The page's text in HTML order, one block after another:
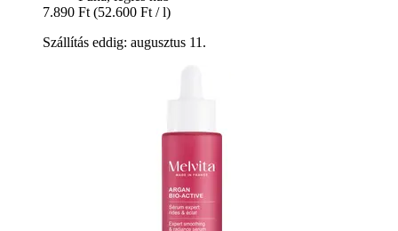
7.890 Ft (52.600 Ft / l)
Szállítás eddig: augusztus 11.